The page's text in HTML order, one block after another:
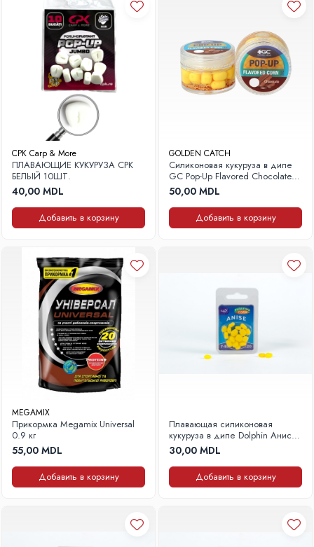
CPK Carp & More
ПЛАВАЮЩИЕ КУКУРУЗА CPK
БЕЛЫЙ 10ШТ.
40,00 MDL
Добавить в корзину
GOLDEN CATCH
Силиконовая кукуруза в дипе
GC Pop-Up Flavored Chocolate
10 мм, 12 шт.
50,00 MDL
Добавить в корзину
MEGAMIX
Прикормка Megamix Universal
0.9 кг
55,00 MDL
Добавить в корзину
Плавающая силиконовая
кукуруза в дипе Dolphin Анис 7-
9 мм, 20 шт.
30,00 MDL
Добавить в корзину